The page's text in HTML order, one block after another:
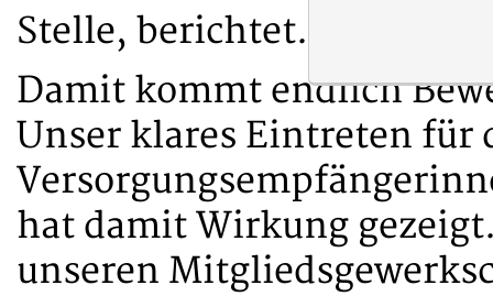
Stelle, berichtet.
Damit kommt endlich
Unser klares Eintreten für
hat damit Wirkung
unseren